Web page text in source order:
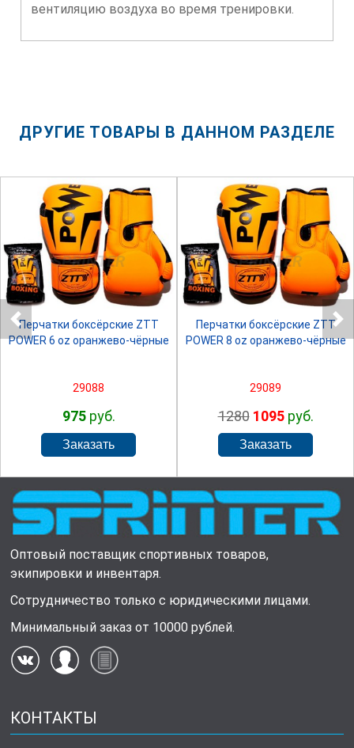
вентиляцию воздуха во время тренировки.
ДРУГИЕ ТОВАРЫ В ДАННОМ РАЗДЕЛЕ
SPRINTER
Перчатки боксёрские ZTT
POWER 6 oz оранжево-чёрные
29088
975руб.
SPRINTER
Перчатки боксёрские ZTT
POWER 8 oz оранжево-чёрные
29089
1280 1095руб.
Оптовый поставщик спортивных товаров,
экипировки и инвентаря.
Сотрудничество только с юридическими лицами.
Минимальный заказ от 10000 рублей.
КОНТАКТЫ